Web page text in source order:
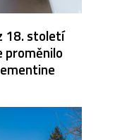
18. století
proměnilo